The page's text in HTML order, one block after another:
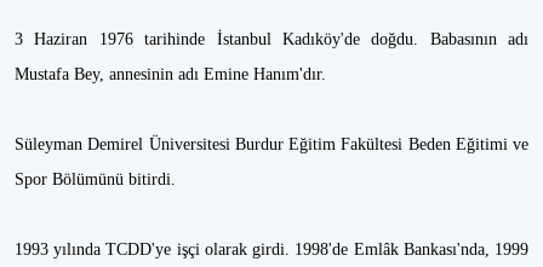
3 Haziran 1976 tarihinde İstanbul Kadıköy'de doğdu. Babasının adı
Mustafa Bey, annesinin adı Emine Hanım'dır.
Süleyman Demirel Üniversitesi Burdur Eğitim Fakültesi Beden Eğitimi ve
Spor Bölümünü bitirdi.
1993 yılında TCDD'ye işçi olarak girdi. 1998'de Emlâk Bankası'nda, 1999